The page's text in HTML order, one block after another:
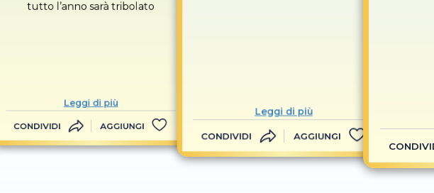
tutto l’anno sarà tribolato
Leggi di più
CONDIVIDI AGGIUNGI
Leggi di più
CONDIVIDI AGGIUNGI